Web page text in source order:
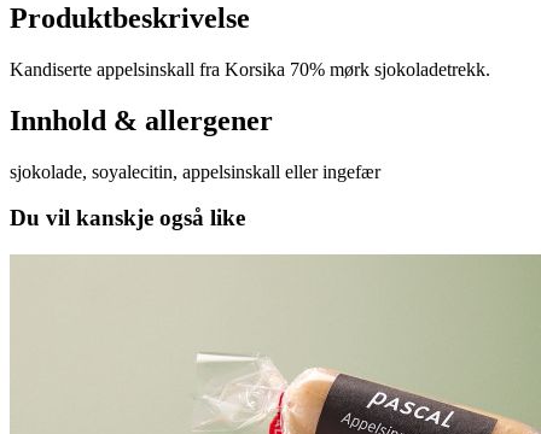
Produktbeskrivelse
Kandiserte appelsinskall fra Korsika 70% mørk sjokoladetrekk.
Innhold & allergener
sjokolade, soyalecitin, appelsinskall eller ingefær
Du vil kanskje også like